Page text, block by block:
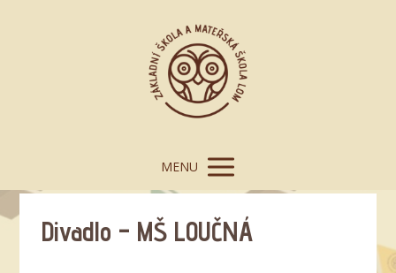
MENU
Divadlo – MŠ LOUČNÁ